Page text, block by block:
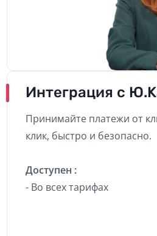
Интеграция с
Принимайте платежи от
клик, быстро и безопасно.
Доступен :
- Во всех тарифах